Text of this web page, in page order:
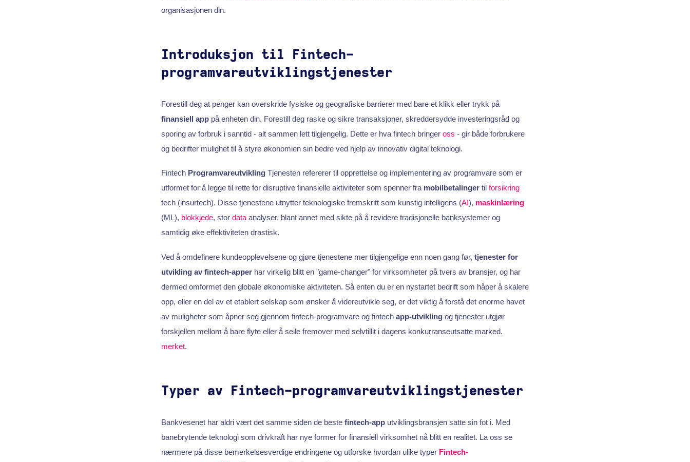
organisasjonen din.
Introduksjon til Fintech-
programvareutviklingstjenester
Forestill deg at penger kan overskride fysiske og geografiske barrierer med bare et klikk eller trykk på
finansiell apppå enheten din. Forestill deg raske og sikre transaksjoner, skreddersydde investeringsråd og
sporing av forbruk i sanntid - alt sammen lett tilgjengelig. Dette er hva fintech bringer oss - gir både forbrukere
og bedrifter mulighet til å styre økonomien sin bedre ved hjelp av innovativ digital teknologi.
Fintech ProgramvareutviklingTjenesten refererer til opprettelse og implementering av programvare som er
utformet for å legge til rette for disruptive finansielle aktiviteter som spenner fra mobilbetalingertil forsikring
tech (insurtech). Disse tjenestene utnytter teknologiske fremskritt som kunstig intelligens (AI), maskinlæring
(ML), blokkjede, stor dataanalyser, blant annet med sikte på å revidere tradisjonelle banksystemer og
samtidig øke effektiviteten drastisk.
Ved å omdefinere kundeopplevelsene og gjøre tjenestene mer tilgjengelige enn noen gang før, tjenester for
utvikling av fintech-apperhar virkelig blitt en "game-changer" for virksomheter på tvers av bransjer, og har
dermed omformet den globale økonomiske aktiviteten. Så enten du er en nystartet bedrift som håper å skalere
opp, eller en del av et etablert selskap som ønsker å videreutvikle seg, er det viktig å forstå det enorme havet
av muligheter som åpner seg gjennom fintech-programvare og fintech app-utviklingog tjenester utgjør
forskjellen mellom å bare flyte eller å seile fremover med selvtillit i dagens konkurranseutsatte marked.
merket.
Typer av Fintech-programvareutviklingstjenester
Bankvesenet har aldri vært det samme siden de beste fintech-apputviklingsbransjen satte sin fot i. Med
banebrytende teknologi som drivkraft har nye former for finansiell virksomhet nå blitt en realitet. La oss se
nærmere på disse bemerkelsesverdige endringene og utforske hvordan ulike typer Fintech-